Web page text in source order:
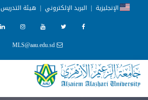
الإنجليزية | البريد الإلكتروني | هيئة التدريس
MLS@aau.edu.sd